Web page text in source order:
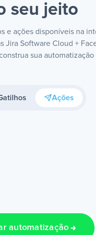
seu jeito
e ações disponíveis na
Jira Software Cloud +
sua automatização
Ações
automatização